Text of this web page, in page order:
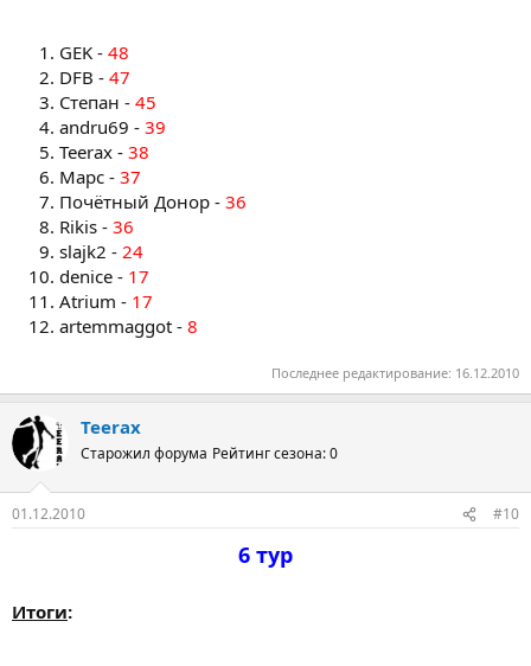
GEK - 48
DFB - 47
Степан - 45
andru69 - 39
Teerax - 38
Марс - 37
Почётный Донор - 36
Rikis - 36
slajk2 - 24
denice - 17
Atrium - 17
artemmaggot - 8
Последнее редактирование: 16.12.2010
Teerax
Старожил форума Рейтинг сезона: 0
01.12.2010 #10
6 тур
Итоги: